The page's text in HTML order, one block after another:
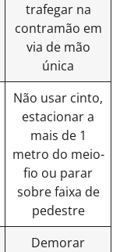
trafegar na
contramão em
via de mão
única
Não usar cinto,
estacionar a
mais de 1
metro do meio-
fio ou parar
sobre faixa de
pedestre
Demorar